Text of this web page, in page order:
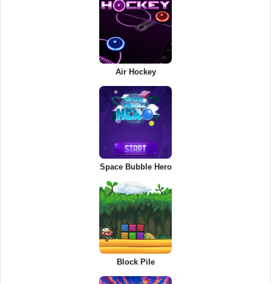
Air Hockey
Space Bubble Hero
Block Pile